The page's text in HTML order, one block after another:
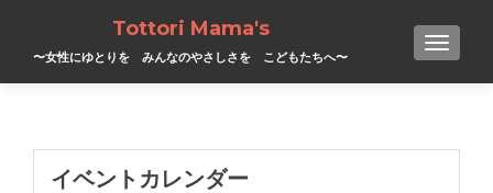
Tottori Mama's
〜女性にゆとりを みんなのやさしさを こどもたちへ〜
イベントカレンダー